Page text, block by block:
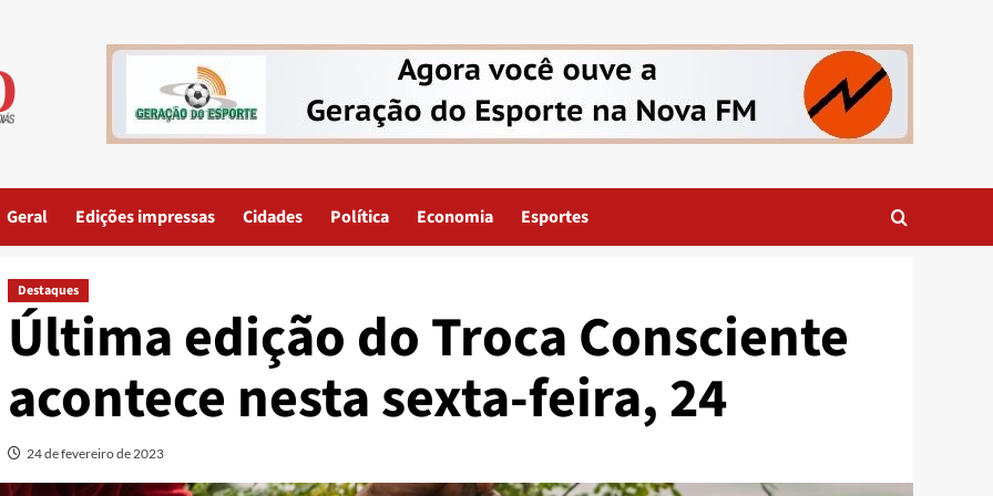
Geral Edições impressas Cidades Política Economia Esportes
Destaques
Última edição do Troca Consciente
acontece nesta sexta-feira, 24
24 de fevereiro de 2023